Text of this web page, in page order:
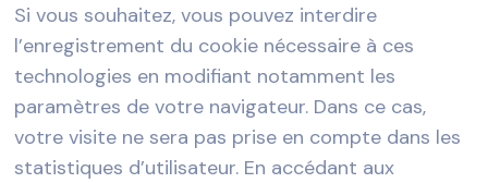
Si vous souhaitez, vous pouvez interdire
l’enregistrement du cookie nécessaire à ces
technologies en modifiant notamment les
paramètres de votre navigateur. Dans ce cas,
votre visite ne sera pas prise en compte dans les
statistiques d’utilisateur. En accédant aux